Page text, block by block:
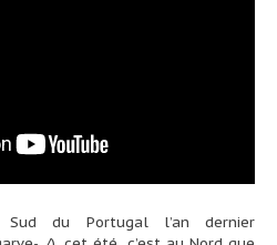
du Portugal l’an dernier